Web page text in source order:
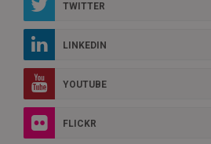
TWITTER
LINKEDIN
YOUTUBE
FLICKR